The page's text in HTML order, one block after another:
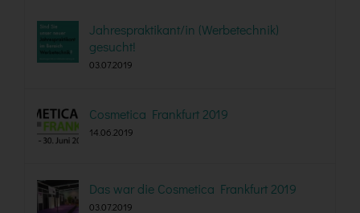
Jahrespraktikant/in (Werbetechnik)
gesucht!
03.07.2019
Cosmetica Frankfurt 2019
14.06.2019
Das war die Cosmetica Frankfurt 2019
03.07.2019